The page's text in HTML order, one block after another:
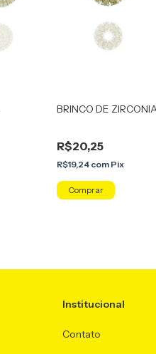
BRINCO DE
R$20,25
R$19,24 com Pix
Institucional
Contato